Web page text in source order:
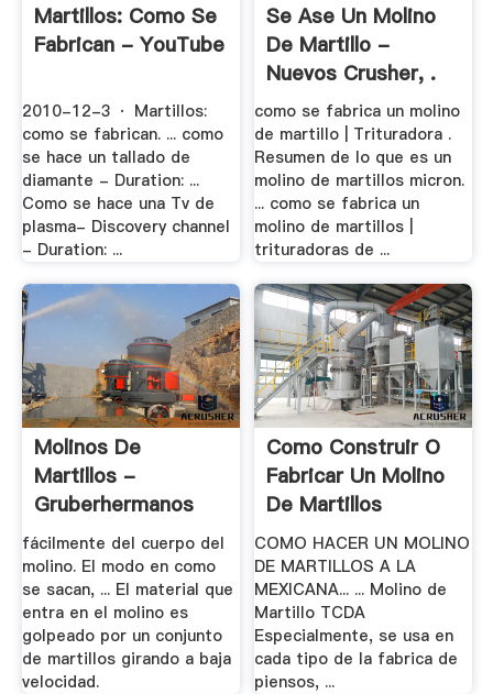
Martillos: Como Se
Fabrican - YouTube
2010-12-3 · Martillos:
como se fabrican. ... como
se hace un tallado de
diamante - Duration: ...
Como se hace una Tv de
plasma- Discovery channel
- Duration: ...
Se Ase Un Molino
De Martillo -
Nuevos Crusher, .
como se fabrica un molino
de martillo | Trituradora .
Resumen de lo que es un
molino de martillos micron.
... como se fabrica un
molino de martillos |
trituradoras de ...
Molinos De
Martillos -
Gruberhermanos
fácilmente del cuerpo del
molino. El modo en como
se sacan, ... El material que
entra en el molino es
golpeado por un conjunto
de martillos girando a baja
velocidad.
Como Construir O
Fabricar Un Molino
De Martillos
COMO HACER UN MOLINO
DE MARTILLOS A LA
MEXICANA... ... Molino de
Martillo TCDA
Especialmente, se usa en
cada tipo de la fabrica de
piensos, ...